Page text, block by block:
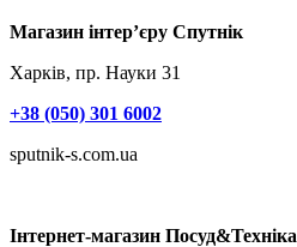
Магазин інтер’єру Спутнік
Харків, пр. Науки 31
+38 (050) 301 6002
sputnik-s.com.ua
Інтернет-магазин Посуд&Техніка